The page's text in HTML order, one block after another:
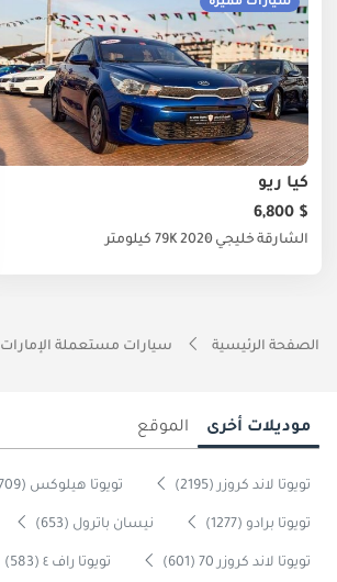
كيا ريو
$ 6,800
الشارقة خليجي 202079K كيلومتر
الصفحة الرئيسية سيارات مستعملة الإمارات
موديلات أخرى الموقع
تويوتا لاند كروزر (2195) تويوتا هيلوكس (1709)
تويوتا برادو (1277) نيسان باترول (653)
تويوتا لاند كروزر 70 (601) تويوتا راف ٤ (583)